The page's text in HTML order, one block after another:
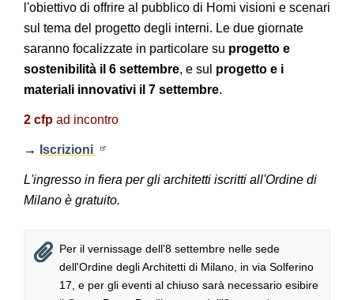
l'obiettivo di offrire al pubblico di Homi visioni e scenari
sul tema del progetto degli interni. Le due giornate
saranno focalizzate in particolare su progetto e
sostenibilità il 6 settembre, e sul progetto e i
materiali innovativi il 7 settembre.
2 cfp ad incontro
→ Iscrizioni
L'ingresso in fiera per gli architetti iscritti all'Ordine di
Milano è gratuito.
Per il vernissage dell'8 settembre nelle sede
dell'Ordine degli Architetti di Milano, in via Solferino
17, e per gli eventi al chiuso sarà necessario esibire